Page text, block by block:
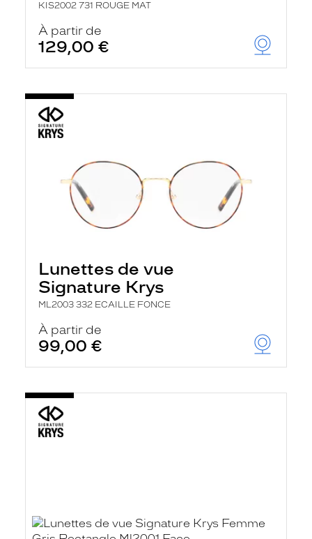
KIS2002 731 ROUGE MAT
À partir de
129,00 €
Lunettes de vue
Signature Krys
ML2003 332 ECAILLE FONCE
À partir de
99,00 €